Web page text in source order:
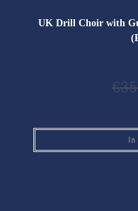
UK Drill Choir with
€